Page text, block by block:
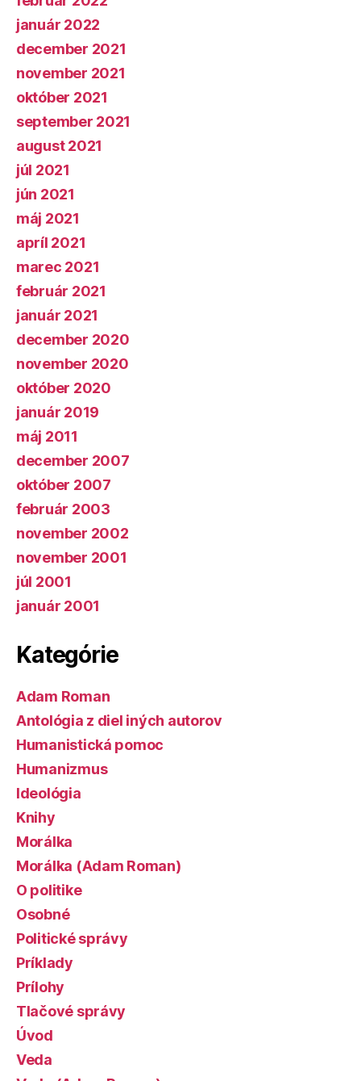
január 2022
december 2021
november 2021
október 2021
september 2021
august 2021
júl 2021
jún 2021
máj 2021
apríl 2021
marec 2021
február 2021
január 2021
december 2020
november 2020
október 2020
január 2019
máj 2011
december 2007
október 2007
február 2003
november 2002
november 2001
júl 2001
január 2001
Kategórie
Adam Roman
Antológia z diel iných autorov
Humanistická pomoc
Humanizmus
Ideológia
Knihy
Morálka
Morálka (Adam Roman)
O politike
Osobné
Politické správy
Príklady
Prílohy
Tlačové správy
Úvod
Veda